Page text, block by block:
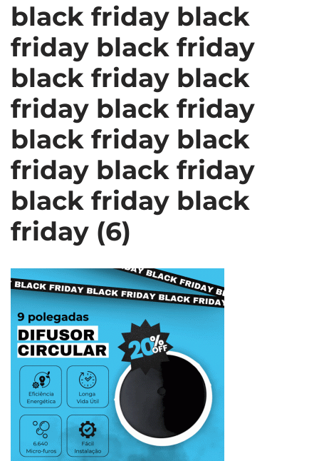
black friday black
friday black friday
black friday black
friday black friday
black friday black
friday black friday
black friday black
friday (6)